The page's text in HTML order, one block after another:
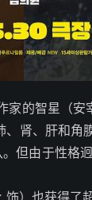
的智星（安
肾、肝和角
但由于性格